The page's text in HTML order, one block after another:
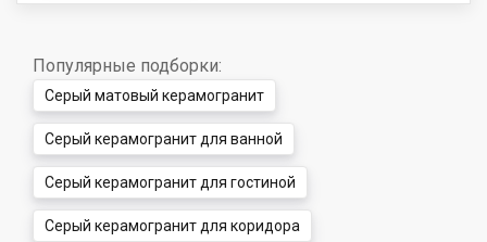
Популярные подборки:
Серый матовый керамогранит
Серый керамогранит для ванной
Серый керамогранит для гостиной
Серый керамогранит для коридора